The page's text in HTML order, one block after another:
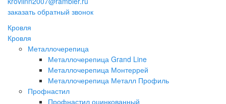
заказать обратный звонок
Кровля
Кровля
Металлочерепица
Металлочерепица Grand Line
Металлочерепица Монтеррей
Металлочерепица Металл Профиль
Профнастил
Профнастил оцинкованный